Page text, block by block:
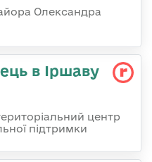
Олександра
в Іршаву
центр
підтримки